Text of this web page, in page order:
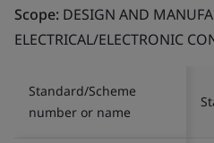
Scope: DESIGN AND
ELECTRICAL/ELECTRONIC
Standard/Scheme
number or name